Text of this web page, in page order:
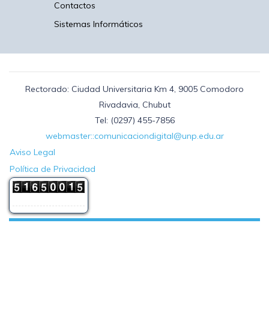
Contactos
Sistemas Informáticos
Rectorado: Ciudad Universitaria Km 4, 9005 Comodoro
Rivadavia, Chubut
Tel: (0297) 455-7856
webmaster::comunicaciondigital@unp.edu.ar
Aviso Legal
Política de Privacidad